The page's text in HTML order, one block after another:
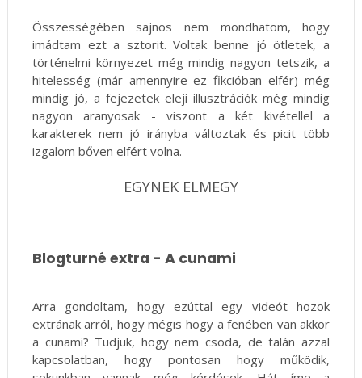
Összességében sajnos nem mondhatom, hogy
imádtam ezt a sztorit. Voltak benne jó ötletek, a
történelmi környezet még mindig nagyon tetszik, a
hitelesség (már amennyire ez fikcióban elfér) még
mindig jó, a fejezetek eleji illusztrációk még mindig
nagyon aranyosak - viszont a két kivétellel a
karakterek nem jó irányba változtak és picit több
izgalom bőven elfért volna.
EGYNEK ELMEGY
Blogturné extra - A cunami
Arra gondoltam, hogy ezúttal egy videót hozok
extrának arról, hogy mégis hogy a fenében van akkor
a cunami? Tudjuk, hogy nem csoda, de talán azzal
kapcsolatban, hogy pontosan hogy működik,